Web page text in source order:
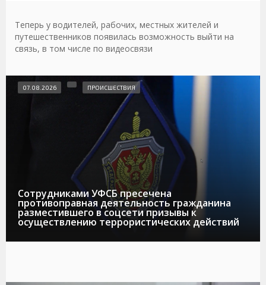
Теперь у водителей, рабочих, местных жителей и
путешественников появилась возможность выйти на
связь, в том числе по видеосвязи
Сотрудниками УФСБ пресечена
противоправная деятельность гражданина
разместившего в соцсети призывы к
осуществлению террористических действий
07.08.2026 ПРОИСШЕСТВИЯ